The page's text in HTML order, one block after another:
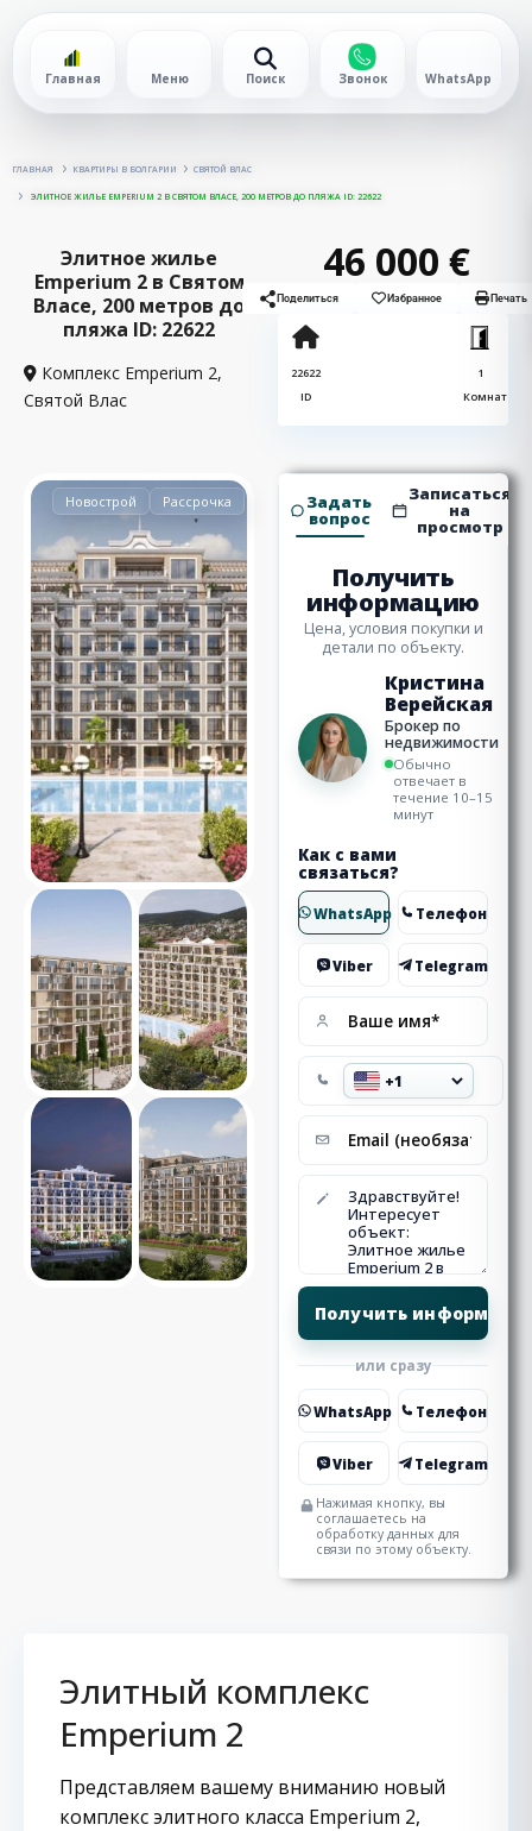
Главная Меню Поиск Звонок WhatsApp
ГЛАВНАЯ КВАРТИРЫ В БОЛГАРИИ СВЯТОЙ ВЛАС
ЭЛИТНОЕ ЖИЛЬЕ EMPERIUM 2 В СВЯТОМ ВЛАСЕ, 200 МЕТРОВ ДО ПЛЯЖА ID: 22622
Элитное жилье
Emperium 2 в Святом
Власе, 200 метров до
пляжа ID: 22622
Комплекс Emperium 2,
Святой Влас
46 000 €
Поделиться Избранное Печать
22622
ID
1
Комнат
Новострой Рассрочка Задать
вопрос
Записаться
на
просмотр
Получить
информацию
Цена, условия покупки и
детали по объекту.
Кристина
Верейская
Брокер по
недвижимости
Обычно
отвечает в
течение 10–15
минут
Как с вами
связаться?
WhatsApp Телефон
Viber Telegram
или сразу
WhatsApp Телефон
Viber Telegram
Нажимая кнопку, вы
соглашаетесь на
обработку данных для
связи по этому объекту.
Элитный комплекс
Emperium 2
Представляем вашему вниманию новый
комплекс элитного класса Emperium 2,